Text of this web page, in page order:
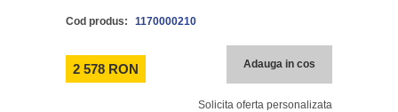
Cod produs: 1170000210
2 578 RON Adauga in cos
Solicita oferta personalizata